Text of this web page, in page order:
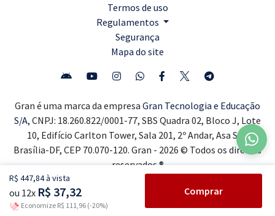
R$ 447,84 à vista
ou 12x R$ 37,32
Economize R$ 111,96 (-20%)
Comprar
Termos de uso
Regulamentos
Segurança
Mapa do site
Gran é uma marca da empresa Gran Tecnologia e Educação
S/A, CNPJ: 18.260.822/0001-77, SBS Quadra 02, Bloco J, Lote
10, Edifício Carlton Tower, Sala 201, 2º Andar, Asa Sul,
Brasília-DF, CEP 70.070-120. Gran - 2026 © Todos os direitos
reservados ®